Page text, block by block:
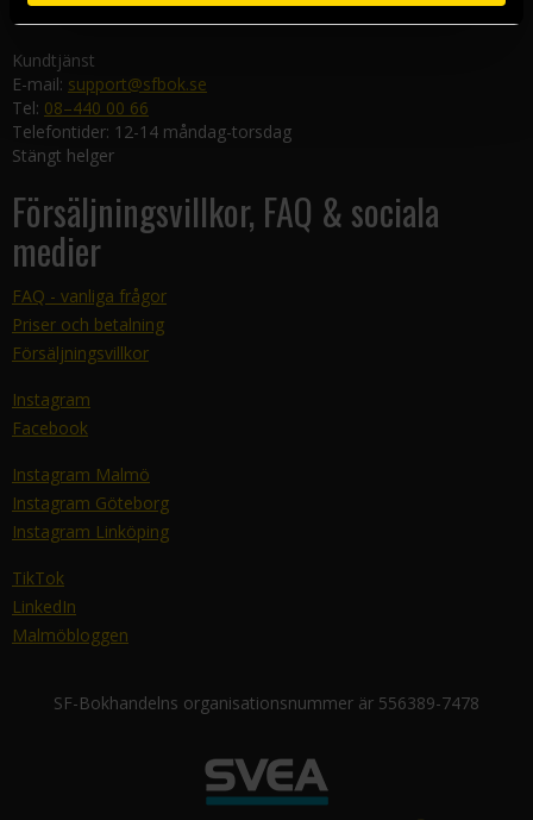
582 19 Linköping
Kundtjänst
E-mail: support@sfbok.se
Tel: 08–440 00 66
Telefontider: 12-14 måndag-torsdag
Stängt helger
Försäljningsvillkor, FAQ & sociala
medier
FAQ - vanliga frågor
Priser och betalning
Försäljningsvillkor
Instagram
Facebook
Instagram Malmö
Instagram Göteborg
Instagram Linköping
TikTok
LinkedIn
Malmöbloggen
SF-Bokhandelns organisationsnummer är 556389-7478